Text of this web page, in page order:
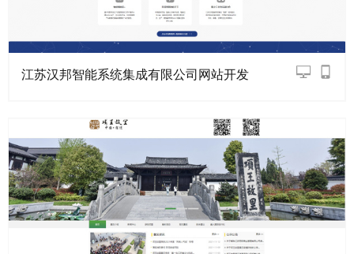
江苏汉邦智能系统集成有限公司网站开发